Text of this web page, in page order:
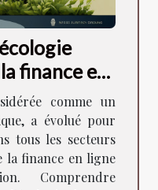
finance en
comme un
a évolué pour
tous les secteurs
la finance en ligne
Comprendre